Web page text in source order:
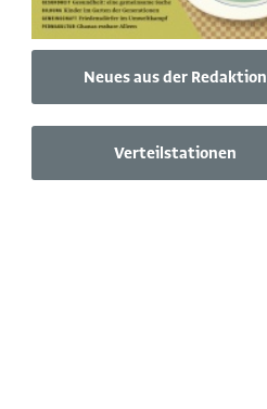
Neues aus der Redaktion
Verteilstationen